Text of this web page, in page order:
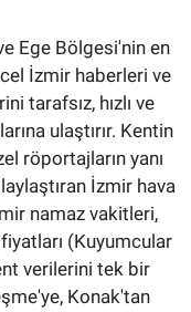
Ege Bölgesi'nin en
İzmir haberleri ve
tarafsız, hızlı ve
ulaştırır. Kentin
röportajların yanı
İzmir hava
namaz vakitleri,
(Kuyumcular
verilerini tek bir
Konak'tan